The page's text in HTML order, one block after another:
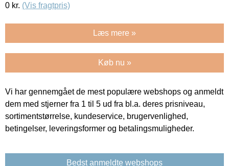
0 kr. (Vis fragtpris)
Læs mere »
Køb nu »
Vi har gennemgået de mest populære webshops og anmeldt
dem med stjerner fra 1 til 5 ud fra bl.a. deres prisniveau,
sortimentstørrelse, kundeservice, brugervenlighed,
betingelser, leveringsformer og betalingsmuligheder.
Bedst anmeldte webshops